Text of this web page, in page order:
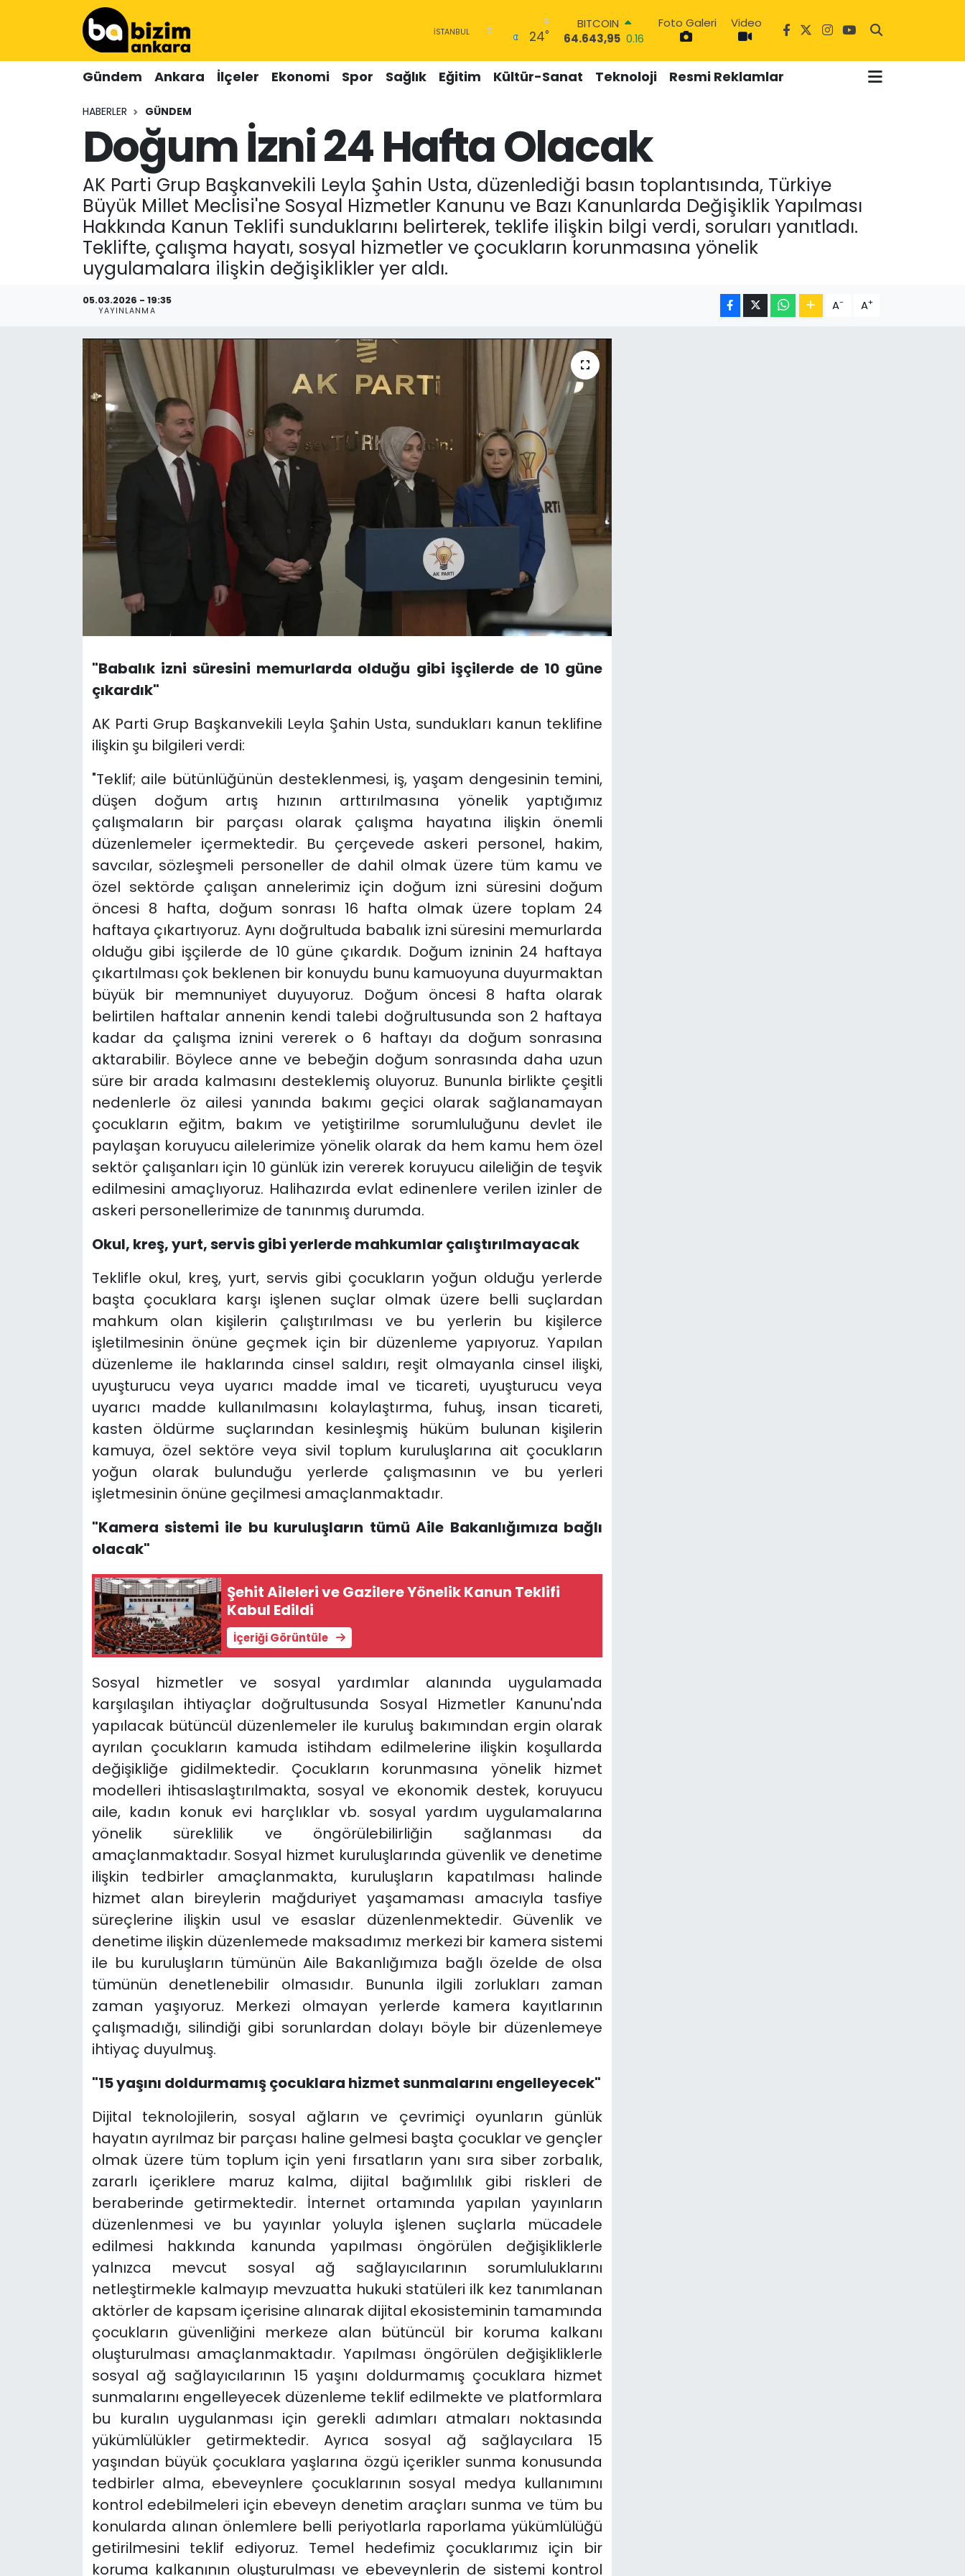
24°
64.643,95 0.16
DOLAR
47,6006 0.06
EURO
GRAM ALTIN
6500.87
0.12
BİST100
13.799 70
Foto Galeri Video
Gündem Ankara İlçeler Ekonomi Spor Sağlık Eğitim Kültür-Sanat Teknoloji Resmi Reklamlar
HABERLER GÜNDEM
Doğum İzni 24 Hafta Olacak
AK Parti Grup Başkanvekili Leyla Şahin Usta, düzenlediği basın toplantısında, Türkiye
Büyük Millet Meclisi'ne Sosyal Hizmetler Kanunu ve Bazı Kanunlarda Değişiklik Yapılması
Hakkında Kanun Teklifi sunduklarını belirterek, teklife ilişkin bilgi verdi, soruları yanıtladı.
Teklifte, çalışma hayatı, sosyal hizmetler ve çocukların korunmasına yönelik
uygulamalara ilişkin değişiklikler yer aldı.
05.03.2026 - 19:35
YAYINLANMA A- A+
"Babalık izni süresini memurlarda olduğu gibi işçilerde de 10 güne
çıkardık"
AK Parti Grup Başkanvekili Leyla Şahin Usta, sundukları kanun teklifine
ilişkin şu bilgileri verdi:
"Teklif; aile bütünlüğünün desteklenmesi, iş, yaşam dengesinin temini,
düşen doğum artış hızının arttırılmasına yönelik yaptığımız
çalışmaların bir parçası olarak çalışma hayatına ilişkin önemli
düzenlemeler içermektedir. Bu çerçevede askeri personel, hakim,
savcılar, sözleşmeli personeller de dahil olmak üzere tüm kamu ve
özel sektörde çalışan annelerimiz için doğum izni süresini doğum
öncesi 8 hafta, doğum sonrası 16 hafta olmak üzere toplam 24
haftaya çıkartıyoruz. Aynı doğrultuda babalık izni süresini memurlarda
olduğu gibi işçilerde de 10 güne çıkardık. Doğum izninin 24 haftaya
çıkartılması çok beklenen bir konuydu bunu kamuoyuna duyurmaktan
büyük bir memnuniyet duyuyoruz. Doğum öncesi 8 hafta olarak
belirtilen haftalar annenin kendi talebi doğrultusunda son 2 haftaya
kadar da çalışma iznini vererek o 6 haftayı da doğum sonrasına
aktarabilir. Böylece anne ve bebeğin doğum sonrasında daha uzun
süre bir arada kalmasını desteklemiş oluyoruz. Bununla birlikte çeşitli
nedenlerle öz ailesi yanında bakımı geçici olarak sağlanamayan
çocukların eğitm, bakım ve yetiştirilme sorumluluğunu devlet ile
paylaşan koruyucu ailelerimize yönelik olarak da hem kamu hem özel
sektör çalışanları için 10 günlük izin vererek koruyucu aileliğin de teşvik
edilmesini amaçlıyoruz. Halihazırda evlat edinenlere verilen izinler de
askeri personellerimize de tanınmış durumda.
Okul, kreş, yurt, servis gibi yerlerde mahkumlar çalıştırılmayacak
Teklifle okul, kreş, yurt, servis gibi çocukların yoğun olduğu yerlerde
başta çocuklara karşı işlenen suçlar olmak üzere belli suçlardan
mahkum olan kişilerin çalıştırılması ve bu yerlerin bu kişilerce
işletilmesinin önüne geçmek için bir düzenleme yapıyoruz. Yapılan
düzenleme ile haklarında cinsel saldırı, reşit olmayanla cinsel ilişki,
uyuşturucu veya uyarıcı madde imal ve ticareti, uyuşturucu veya
uyarıcı madde kullanılmasını kolaylaştırma, fuhuş, insan ticareti,
kasten öldürme suçlarından kesinleşmiş hüküm bulunan kişilerin
kamuya, özel sektöre veya sivil toplum kuruluşlarına ait çocukların
yoğun olarak bulunduğu yerlerde çalışmasının ve bu yerleri
işletmesinin önüne geçilmesi amaçlanmaktadır.
"Kamera sistemi ile bu kuruluşların tümü Aile Bakanlığımıza bağlı
olacak"
Şehit Aileleri ve Gazilere Yönelik Kanun Teklifi
Kabul Edildi
İçeriği Görüntüle
Sosyal hizmetler ve sosyal yardımlar alanında uygulamada
karşılaşılan ihtiyaçlar doğrultusunda Sosyal Hizmetler Kanunu'nda
yapılacak bütüncül düzenlemeler ile kuruluş bakımından ergin olarak
ayrılan çocukların kamuda istihdam edilmelerine ilişkin koşullarda
değişikliğe gidilmektedir. Çocukların korunmasına yönelik hizmet
modelleri ihtisaslaştırılmakta, sosyal ve ekonomik destek, koruyucu
aile, kadın konuk evi harçlıklar vb. sosyal yardım uygulamalarına
yönelik süreklilik ve öngörülebilirliğin sağlanması da
amaçlanmaktadır. Sosyal hizmet kuruluşlarında güvenlik ve denetime
ilişkin tedbirler amaçlanmakta, kuruluşların kapatılması halinde
hizmet alan bireylerin mağduriyet yaşamaması amacıyla tasfiye
süreçlerine ilişkin usul ve esaslar düzenlenmektedir. Güvenlik ve
denetime ilişkin düzenlemede maksadımız merkezi bir kamera sistemi
ile bu kuruluşların tümünün Aile Bakanlığımıza bağlı özelde de olsa
tümünün denetlenebilir olmasıdır. Bununla ilgili zorlukları zaman
zaman yaşıyoruz. Merkezi olmayan yerlerde kamera kayıtlarının
çalışmadığı, silindiği gibi sorunlardan dolayı böyle bir düzenlemeye
ihtiyaç duyulmuş.
"15 yaşını doldurmamış çocuklara hizmet sunmalarını engelleyecek"
Dijital teknolojilerin, sosyal ağların ve çevrimiçi oyunların günlük
hayatın ayrılmaz bir parçası haline gelmesi başta çocuklar ve gençler
olmak üzere tüm toplum için yeni fırsatların yanı sıra siber zorbalık,
zararlı içeriklere maruz kalma, dijital bağımlılık gibi riskleri de
beraberinde getirmektedir. İnternet ortamında yapılan yayınların
düzenlenmesi ve bu yayınlar yoluyla işlenen suçlarla mücadele
edilmesi hakkında kanunda yapılması öngörülen değişikliklerle
yalnızca mevcut sosyal ağ sağlayıcılarının sorumluluklarını
netleştirmekle kalmayıp mevzuatta hukuki statüleri ilk kez tanımlanan
aktörler de kapsam içerisine alınarak dijital ekosisteminin tamamında
çocukların güvenliğini merkeze alan bütüncül bir koruma kalkanı
oluşturulması amaçlanmaktadır. Yapılması öngörülen değişikliklerle
sosyal ağ sağlayıcılarının 15 yaşını doldurmamış çocuklara hizmet
sunmalarını engelleyecek düzenleme teklif edilmekte ve platformlara
bu kuralın uygulanması için gerekli adımları atmaları noktasında
yükümlülükler getirmektedir. Ayrıca sosyal ağ sağlaycılara 15
yaşından büyük çocuklara yaşlarına özgü içerikler sunma konusunda
tedbirler alma, ebeveynlere çocuklarının sosyal medya kullanımını
kontrol edebilmeleri için ebeveyn denetim araçları sunma ve tüm bu
konularda alınan önlemlere belli periyotlarla raporlama yükümlülüğü
getirilmesini teklif ediyoruz. Temel hedefimiz çocuklarımız için bir
koruma kalkanının oluşturulması ve ebeveynlerin de sistemi kontrol
Hava Durumu
Süper Lig Puan Durumu ve Fikstür
Tüm Manşetler
Son Dakika Haberleri
Haber Arşivi